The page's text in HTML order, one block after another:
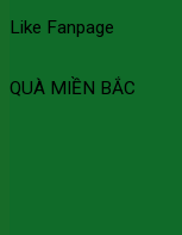
Like Fanpage
QUÀ MIỀN BẮC